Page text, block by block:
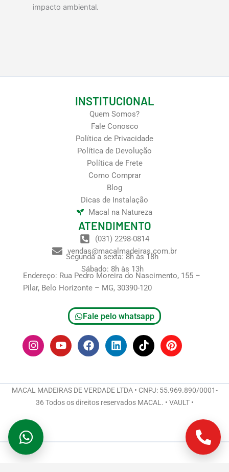
impacto ambiental.
INSTITUCIONAL
Quem Somos?
Fale Conosco
Política de Privacidade
Política de Devolução
Política de Frete
Como Comprar
Blog
Dicas de Instalação
Macal na Natureza
ATENDIMENTO
(031) 2298-0814
vendas@macalmadeiras.com.br
Segunda a sexta: 8h às 18h
Sábado: 8h às 13h
Endereço: Rua Pedro Moreira do Nascimento, 155 –
Pilar, Belo Horizonte – MG, 30390-120
Fale pelo whatsapp
I
n
s
g
r
m
Y
o
u
b
e
F
a
c
o
o
L
i
n
d
i
T
i
k
k
P
i
n
r
e
MACAL MADEIRAS DE VERDADE LTDA • CNPJ: 55.969.890/0001-
36 Todos os direitos reservados MACAL. • VAULT •